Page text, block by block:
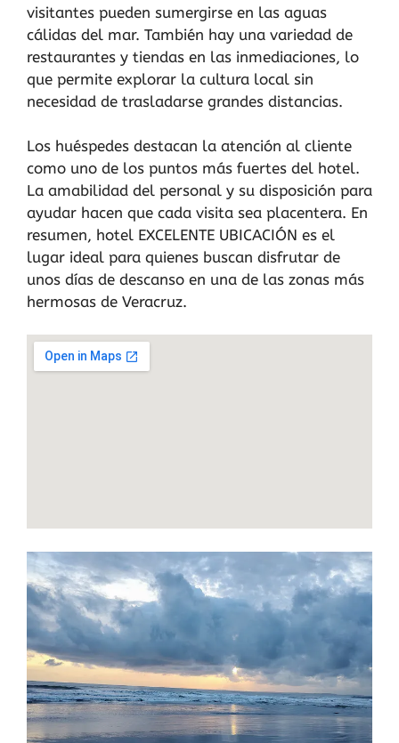
visitantes pueden sumergirse en las aguas
cálidas del mar. También hay una variedad de
restaurantes y tiendas en las inmediaciones, lo
que permite explorar la cultura local sin
necesidad de trasladarse grandes distancias.
Los huéspedes destacan la atención al cliente
como uno de los puntos más fuertes del hotel.
La amabilidad del personal y su disposición para
ayudar hacen que cada visita sea placentera. En
resumen, hotel EXCELENTE UBICACIÓN es el
lugar ideal para quienes buscan disfrutar de
unos días de descanso en una de las zonas más
hermosas de Veracruz.